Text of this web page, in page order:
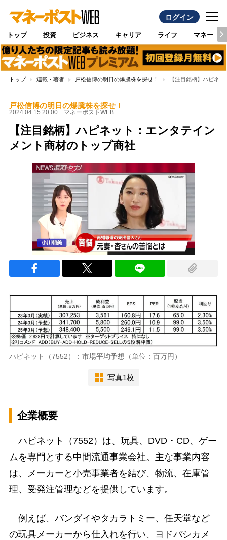
ログイン
トップ 投資 ビジネス キャリア ライフ マネー
トップ 連載・著者 戸松信博の明日の爆騰株を探せ！ 【注目銘柄】ハピネ
戸松信博の明日の爆騰株を探せ！
2024.04.15 20:00 マネーポストWEB
【注目銘柄】ハピネット：エンタテイン
メント商材のトップ商社
ハピネット（7552）：市場平均予想（単位：百万円）
写真1枚
企業概要
ハピネット（7552）は、玩具、DVD・CD、ゲー
ムを専門とする中間流通事業会社。主な事業内容
は、メーカーと小売事業者を結び、物流、在庫管
理、受発注管理などを提供しています。
例えば、バンダイやタカラトミー、任天堂など
の玩具メーカーから仕入れを行い、ヨドバシカメ